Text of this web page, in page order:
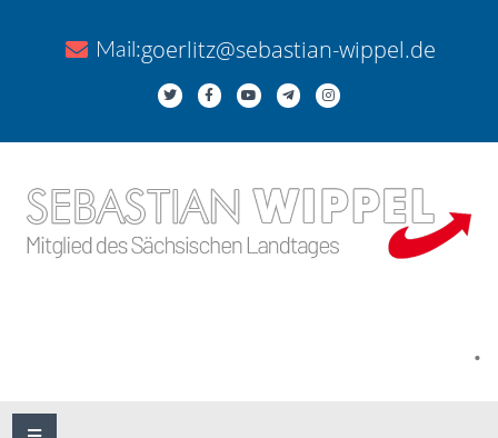
Mail:goerlitz@sebastian-wippel.de
.